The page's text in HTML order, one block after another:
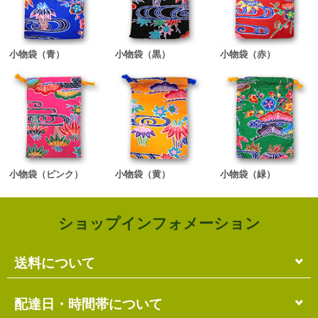
小物袋（青） 小物袋（黒） 小物袋（赤）
小物袋（ピンク） 小物袋（黄） 小物袋（緑）
ショップインフォメーション
送料について
単品のみの場合
配達日・時間帯について